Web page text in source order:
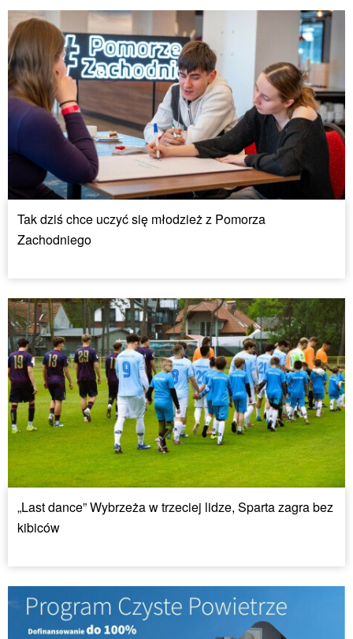
Tak dziś chce uczyć się młodzież z Pomorza
Zachodniego
„Last dance” Wybrzeża w trzeciej lidze, Sparta zagra bez
kibiców